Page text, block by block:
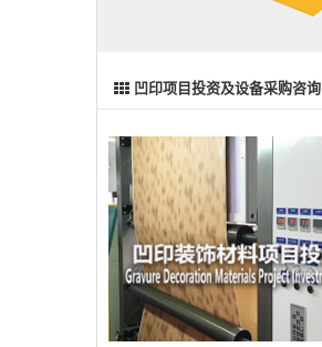
凹印项目投资及设备采购咨询